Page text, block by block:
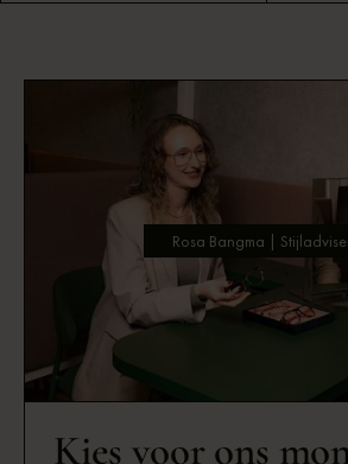
Kies voor ons
Rosa Bangma |